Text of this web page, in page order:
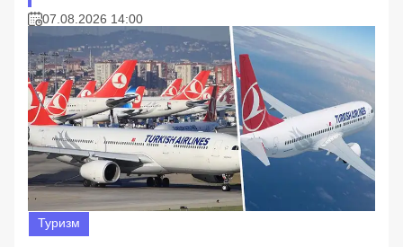
07.08.2026 14:00
Туризм